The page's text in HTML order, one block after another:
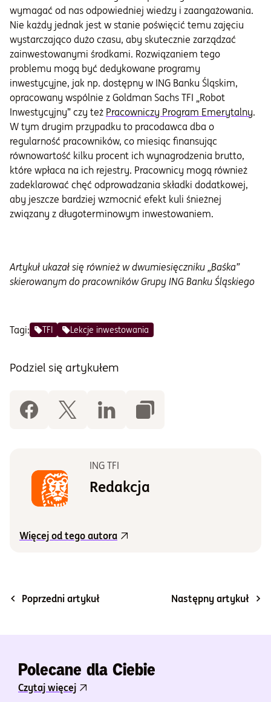
wymagać od nas odpowiedniej wiedzy i zaangażowania.
Nie każdy jednak jest w stanie poświęcić temu zajęciu
wystarczająco dużo czasu, aby skutecznie zarządzać
zainwestowanymi środkami. Rozwiązaniem tego
problemu mogą być dedykowane programy
inwestycyjne, jak np. dostępny w ING Banku Śląskim,
opracowany wspólnie z Goldman Sachs TFI „Robot
Inwestycyjny” czy też Pracowniczy Program Emerytalny.
W tym drugim przypadku to pracodawca dba o
regularność pracowników, co miesiąc finansując
równowartość kilku procent ich wynagrodzenia brutto,
które wpłaca na ich rejestry. Pracownicy mogą również
zadeklarować chęć odprowadzania składki dodatkowej,
aby jeszcze bardziej wzmocnić efekt kuli śnieżnej
związany z długoterminowym inwestowaniem.
Artykuł ukazał się również w dwumiesięczniku „Baśka”
skierowanym do pracowników Grupy ING Banku Śląskiego
Tagi: TFI Lekcje inwestowania
Podziel się artykułem
ING TFI
Redakcja
Więcej od tego autora
Poprzedni artykuł Następny artykuł
Polecane dla Ciebie
Czytaj więcej